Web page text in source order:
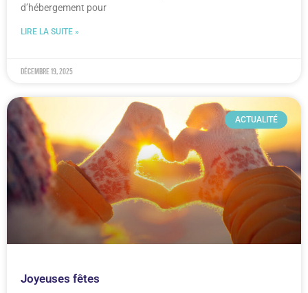
d’hébergement pour
LIRE LA SUITE »
décembre 19, 2025
ACTUALITÉ
Joyeuses fêtes